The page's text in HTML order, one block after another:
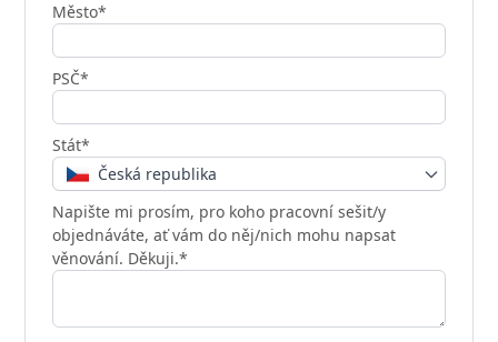
Město*
PSČ*
Stát*
Česká republika
Napište mi prosím, pro koho pracovní sešit/y
objednáváte, ať vám do něj/nich mohu napsat
věnování. Děkuji.*